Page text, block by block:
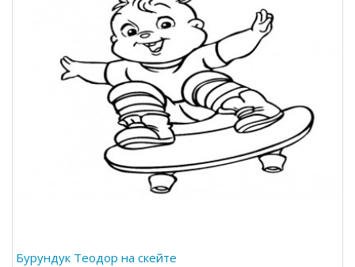
Бурундук Теодор на скейте